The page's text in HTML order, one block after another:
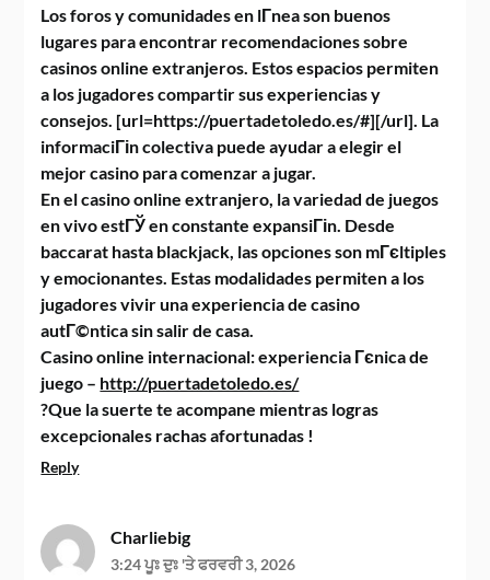
Los foros y comunidades en lГ­nea son buenos
lugares para encontrar recomendaciones sobre
casinos online extranjeros. Estos espacios permiten
a los jugadores compartir sus experiencias y
consejos. [url=https://puertadetoledo.es/#][/url]. La
informaciГіn colectiva puede ayudar a elegir el
mejor casino para comenzar a jugar.
En el casino online extranjero, la variedad de juegos
en vivo estГЎ en constante expansiГіn. Desde
baccarat hasta blackjack, las opciones son mГєltiples
y emocionantes. Estas modalidades permiten a los
jugadores vivir una experiencia de casino
autГ©ntica sin salir de casa.
Casino online internacional: experiencia Гєnica de
juego – http://puertadetoledo.es/
?Que la suerte te acompane mientras logras
excepcionales rachas afortunadas !
Reply
Charliebig
3:24 ਪੂਃ ਦੁਃ 'ਤੇ ਫਰਵਰੀ 3, 2026